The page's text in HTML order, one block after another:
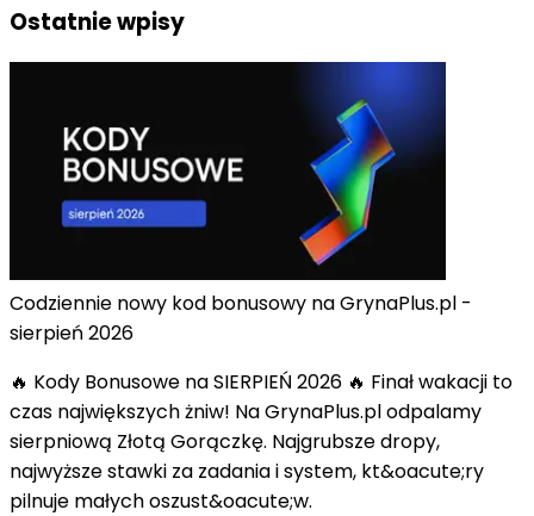
Ostatnie wpisy
Codziennie nowy kod bonusowy na GrynaPlus.pl -
sierpień 2026
🔥 Kody Bonusowe na SIERPIEŃ 2026 🔥 Finał wakacji to
czas największych żniw! Na GrynaPlus.pl odpalamy
sierpniową Złotą Gorączkę. Najgrubsze dropy,
najwyższe stawki za zadania i system, kt&oacute;ry
pilnuje małych oszust&oacute;w.